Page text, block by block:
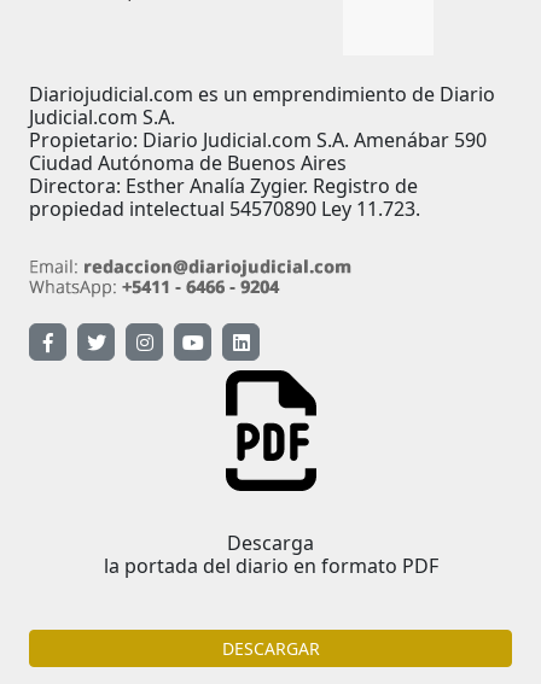
Diariojudicial.com es un emprendimiento de Diario
Judicial.com S.A.
Propietario: Diario Judicial.com S.A. Amenábar 590
Ciudad Autónoma de Buenos Aires
Directora: Esther Analía Zygier. Registro de
propiedad intelectual 54570890 Ley 11.723.
Descarga
la portada del diario en formato PDF
DESCARGAR